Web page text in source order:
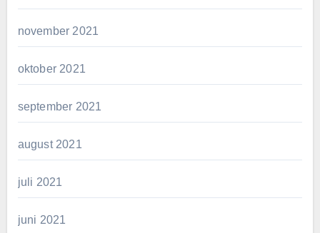
november 2021
oktober 2021
september 2021
august 2021
juli 2021
juni 2021